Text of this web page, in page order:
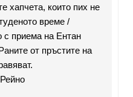
хапчета, които пих не
време /
с приема на Ентан
от пръстите на